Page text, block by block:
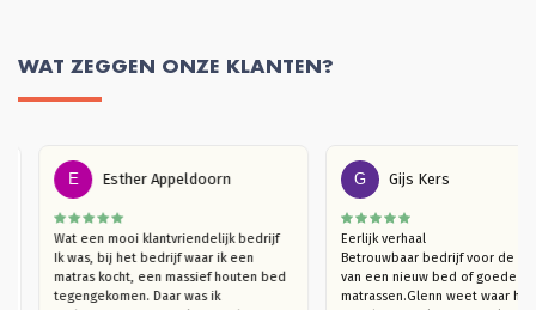
WAT ZEGGEN ONZE KLANTEN?
E Esther Appeldoorn
Wat een mooi klantvriendelijk bedrijf
Ik was, bij het bedrijf waar ik een
matras kocht, een massief houten bed
tegengekomen. Daar was ik
G Gijs Kers
Eerlijk verhaal
Betrouwbaar bedrijf voor de
van een nieuw bed of goede
matrassen.Glenn weet waar